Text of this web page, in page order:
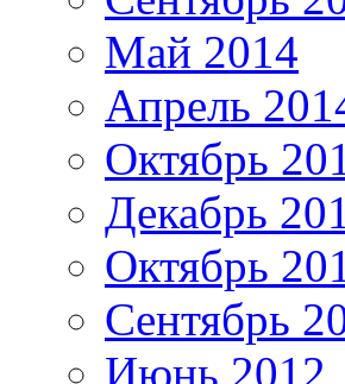
Май 2014
Апрель
Октябрь
Декабрь
Октябрь
Сентябрь
Июнь 2012